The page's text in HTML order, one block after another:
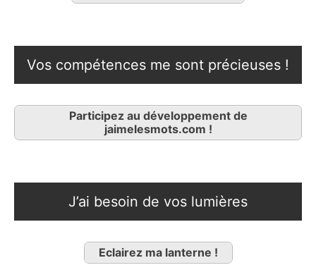
Vos compétences me sont précieuses !
Participez au développement de
jaimelesmots.com !
J’ai besoin de vos lumières
Eclairez ma lanterne !